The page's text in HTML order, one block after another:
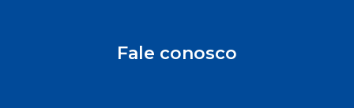
Fale conosco